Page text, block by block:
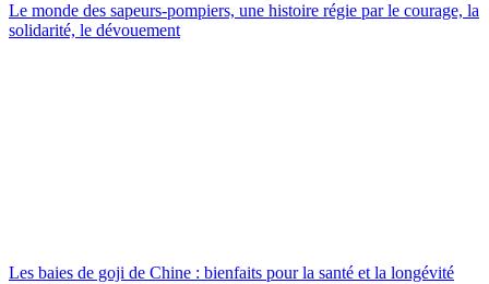
Le monde des sapeurs-pompiers, une histoire régie par le courage, la
solidarité, le dévouement
Les baies de goji de Chine : bienfaits pour la santé et la longévité